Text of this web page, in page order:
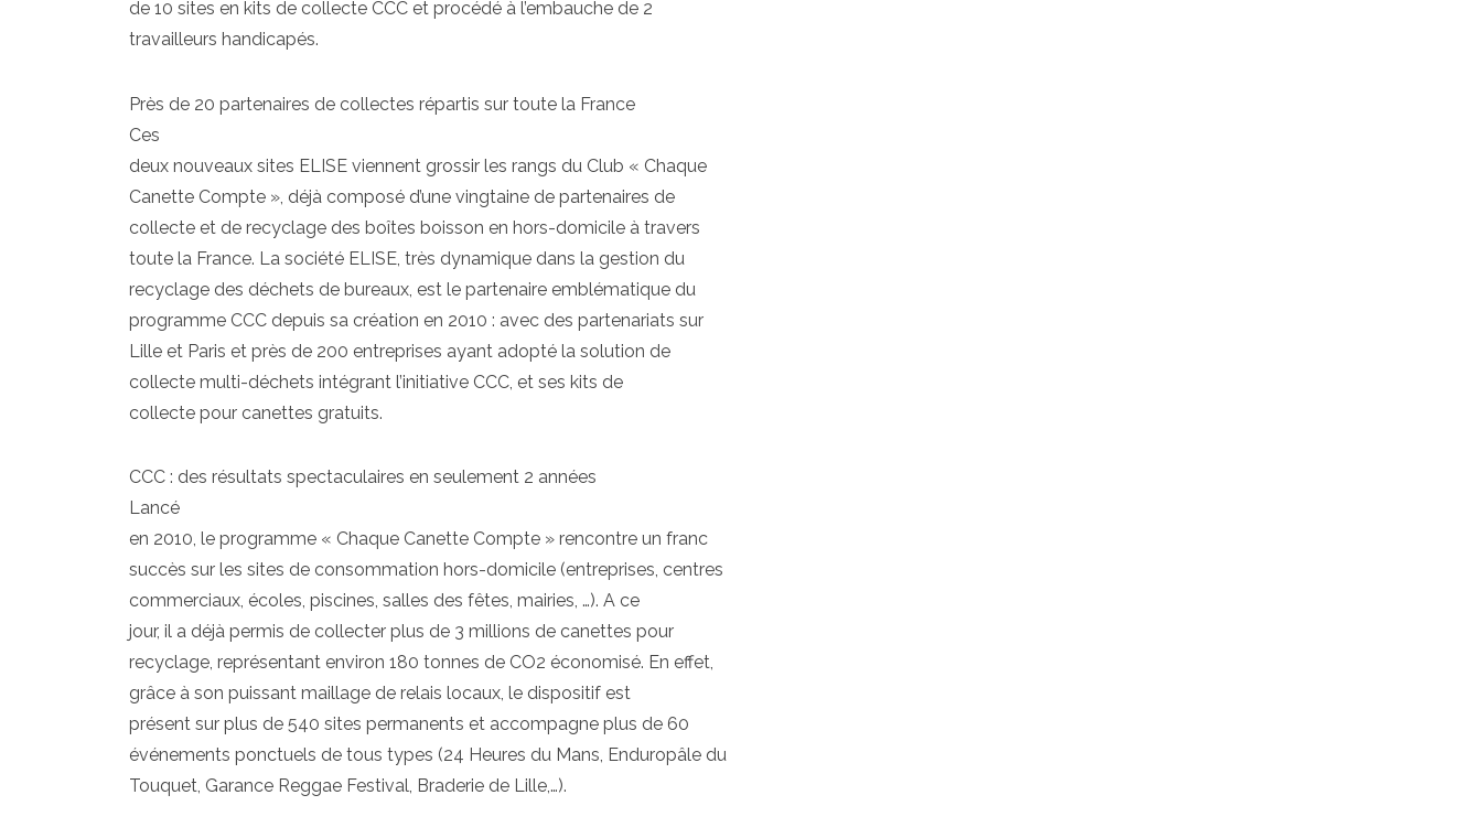
de 10 sites en kits de collecte CCC et procédé à l’embauche de 2
travailleurs handicapés.
Près de 20 partenaires de collectes répartis sur toute la France
Ces
deux nouveaux sites ELISE viennent grossir les rangs du Club « Chaque
Canette Compte », déjà composé d’une vingtaine de partenaires de
collecte et de recyclage des boîtes boisson en hors-domicile à travers
toute la France. La société ELISE, très dynamique dans la gestion du
recyclage des déchets de bureaux, est le partenaire emblématique du
programme CCC depuis sa création en 2010 : avec des partenariats sur
Lille et Paris et près de 200 entreprises ayant adopté la solution de
collecte multi-déchets intégrant l’initiative CCC, et ses kits de
collecte pour canettes gratuits.
CCC : des résultats spectaculaires en seulement 2 années
Lancé
en 2010, le programme « Chaque Canette Compte » rencontre un franc
succès sur les sites de consommation hors-domicile (entreprises, centres
commerciaux, écoles, piscines, salles des fêtes, mairies, …). A ce
jour, il a déjà permis de collecter plus de 3 millions de canettes pour
recyclage, représentant environ 180 tonnes de CO2 économisé. En effet,
grâce à son puissant maillage de relais locaux, le dispositif est
présent sur plus de 540 sites permanents et accompagne plus de 60
événements ponctuels de tous types (24 Heures du Mans, Enduropâle du
Touquet, Garance Reggae Festival, Braderie de Lille,…).